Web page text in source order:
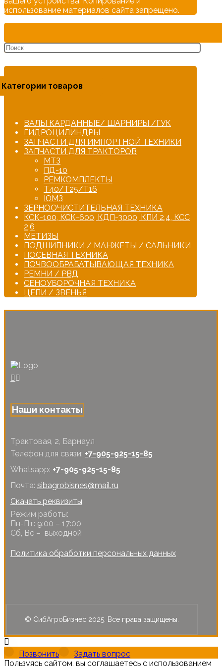
использование материалов сайта запрещено.
Категории товаров
ВАЛЫ КАРДАННЫЕ/ ШАРНИРЫ /ГУК
ГИДРОЦИЛИНДРЫ
ЗАПЧАСТИ ДЛЯ ИМПОРТНОЙ ТЕХНИКИ
ЗАПЧАСТИ ДЛЯ ТРАКТОРОВ
МТЗ
ПД-10
РЕМКОМПЛЕКТЫ
Т40/Т25/Т16
ЮМЗ
ЗЕРНООЧИСТИТЕЛЬНАЯ ТЕХНИКА
КСК-100, КСК-600, КДП-3000, КПИ 2,4, КСС
2,6
МЕТИЗЫ
ПОДШИПНИКИ / МАНЖЕТЫ / САЛЬНИКИ
ПОСЕВНАЯ ТЕХНИКА
ПОЧВООБРАБАТЫВАЮЩАЯ ТЕХНИКА
РЕМНИ / РВД
СЕНОУБОРОЧНАЯ ТЕХНИКА
ЦЕПИ / ЗВЕНЬЯ
Наши контакты
Трактовая, 2, Барнаул
Телефон для связи: +7-905-925-15-85
Whatsapp: +7-905-925-15-85
Почта: sibagrobisnes@mail.ru
Скачать реквизиты
Режим работы:
Пн-Пт: 9:00 – 17:00
Сб, Вс – выходной
Политика обработки персональных данных
© СибАгроБизнес 2025. Все права защищены.
Позвонить
Задать вопрос
Пользуясь сайтом, вы соглашаетесь с использованием